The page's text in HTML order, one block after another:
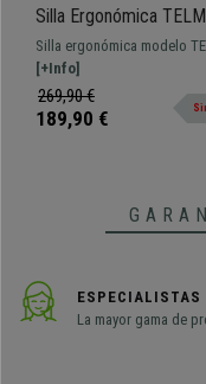
Silla Ergonómica
Brazos Regulables en
Transpirable color
Silla ergonómica modelo
con reposabrazos
tapizada en malla
disponible en varios
[+Info]
269,90 €
189,90 €
La mayor gama de